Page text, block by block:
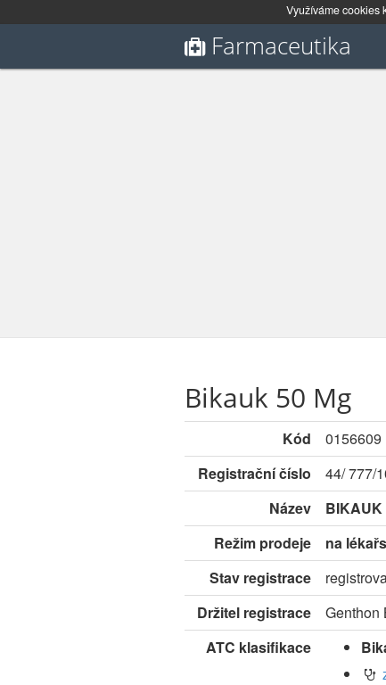
Využíváme cookies
Farmaceutika
Bikauk 50 Mg
Kód 0156609
Registrační číslo
44/ 777/
Název
BIKAUK
Režim prodeje
na
Stav registrace
Držitel registrace
Genthon
ATC klasifikace